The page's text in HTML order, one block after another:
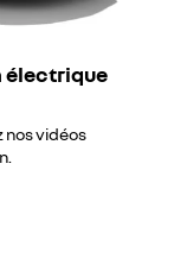
électrique
nos vidéos